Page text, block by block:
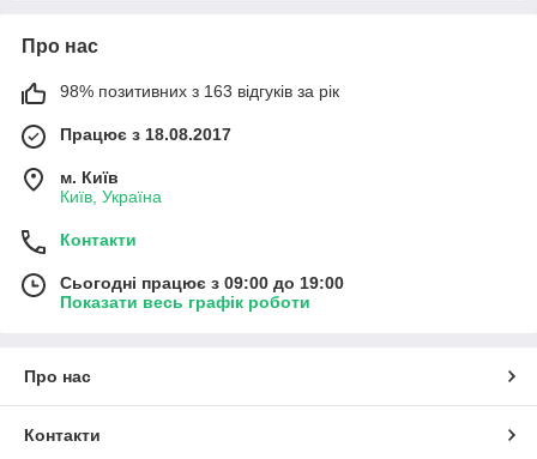
Про нас
98% позитивних з 163 відгуків за рік
Працює з 18.08.2017
м. Київ
Київ, Україна
Контакти
Сьогодні працює з 09:00 до 19:00
Показати весь графік роботи
Про нас
Контакти